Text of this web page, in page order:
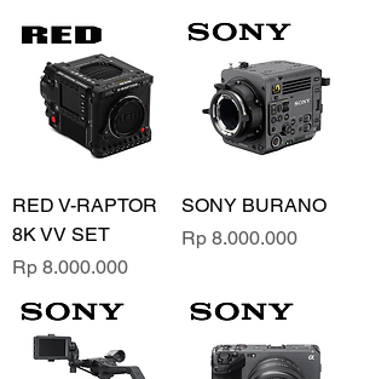
RED V-RAPTOR
8K VV SET
Price
Rp 8.000.000
SONY BURANO
Price
Rp 8.000.000